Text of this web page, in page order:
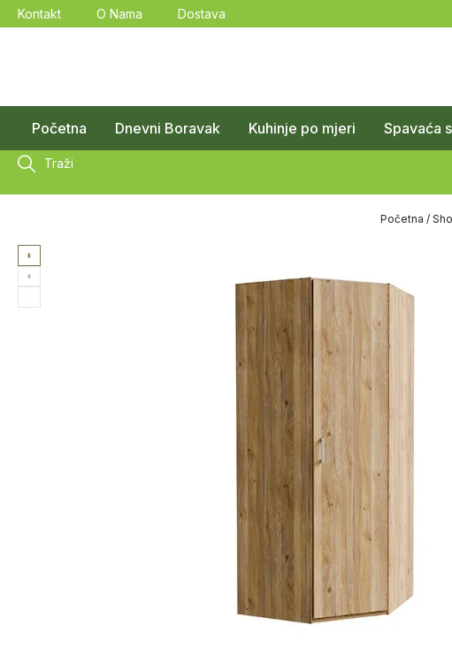
Kontakt O Nama Dostava
Početna Dnevni Boravak Kuhinje po mjeri Spavaća
Traži
Početna /